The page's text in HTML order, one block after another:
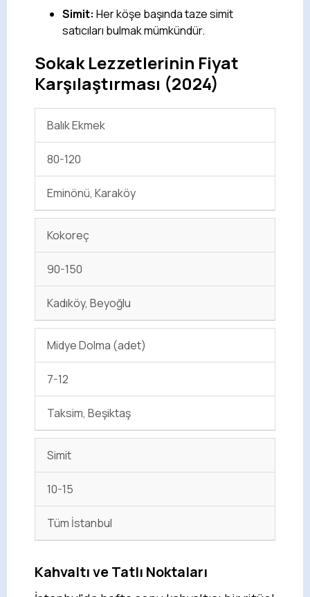
Simit: Her köşe başında taze simit
satıcıları bulmak mümkündür.
Sokak Lezzetlerinin Fiyat
Karşılaştırması (2024)
Balık Ekmek
80-120
Eminönü, Karaköy
Kokoreç
90-150
Kadıköy, Beyoğlu
Midye Dolma (adet)
7-12
Taksim, Beşiktaş
Simit
10-15
Tüm İstanbul
Kahvaltı ve Tatlı Noktaları